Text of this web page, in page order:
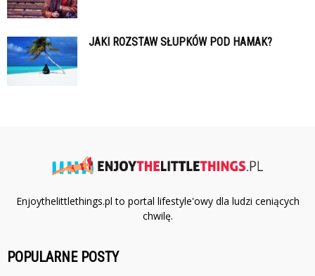
JAKI ROZSTAW SŁUPKÓW POD HAMAK?
Enjoythelittlethings.pl to portal lifestyle'owy dla ludzi ceniących
chwilę.
POPULARNE POSTY